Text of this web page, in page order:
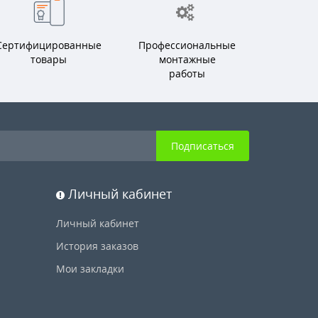
товары
Профессиональные
монтажные
работы
Подписаться
Личный кабинет
Личный кабинет
История заказов
Мои закладки